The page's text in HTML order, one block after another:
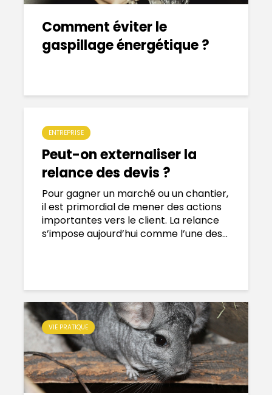
Comment éviter le
gaspillage énergétique ?
ENTREPRISE
Peut-on externaliser la
relance des devis ?
Pour gagner un marché ou un chantier,
il est primordial de mener des actions
importantes vers le client. La relance
s’impose aujourd’hui comme l’une des...
VIE PRATIQUE